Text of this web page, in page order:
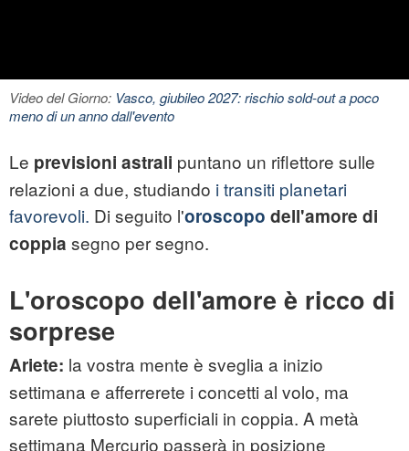
Video del Giorno: Vasco, giubileo 2027: rischio sold-out a poco
meno di un anno dall'evento
Le previsioni astrali puntano un riflettore sulle
relazioni a due, studiando i transiti planetari
favorevoli. Di seguito l'oroscopo dell'amore di
coppia segno per segno.
L'oroscopo dell'amore è ricco di
sorprese
Ariete: la vostra mente è sveglia a inizio
settimana e afferrerete i concetti al volo, ma
sarete piuttosto superficiali in coppia. A metà
settimana Mercurio passerà in posizione